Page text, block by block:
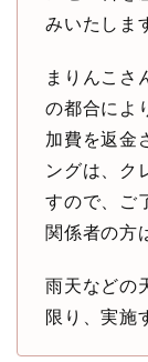
みいたしま
まりんこさ
の都合によ
加費を返金
ングは、ク
すので、ご
関係者の方
雨天などの
限り、実施